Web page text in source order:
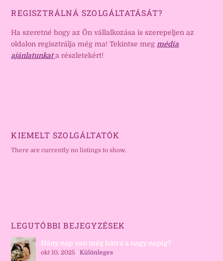
REGISZTRÁLNÁ SZOLGÁLTATÁSÁT?
Ha szeretné hogy az Ön vállalkozása is szerepeljen az
oldalon regisztrálja még ma! Tekintse megmédia
ajánlatunkat a részletekért!
KIEMELT SZOLGÁLTATÓK
There are currently no listings to show.
LEGUTÓBBI BEJEGYZÉSEK
Hány nap van még hátra a nagy napig?
okt 10, 2025 |Különleges